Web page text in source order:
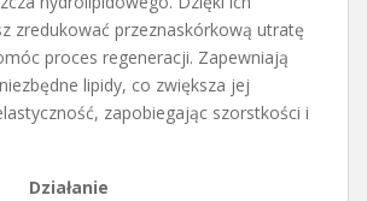
zredukować przeznaskórkową utratę
proces regeneracji. Zapewniają
lipidy, co zwiększa jej
zapobiegając szorstkości i
Działanie